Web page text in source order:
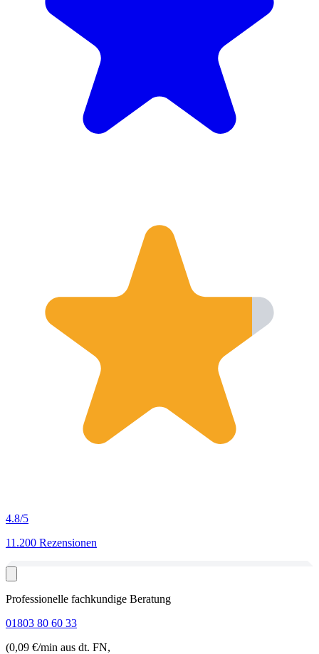
4.8/5
11.200 Rezensionen
Professionelle fachkundige Beratung
01803 80 60 33
(0,09 €/min aus dt. FN,